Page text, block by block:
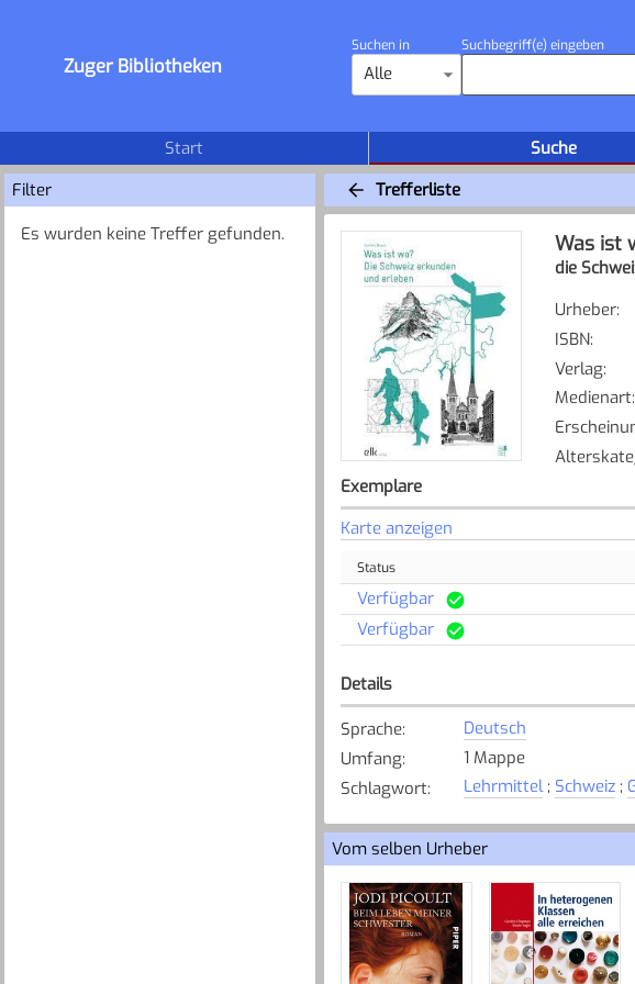
Zuger Bibliotheken
Suchen in
Alle
Suchbegriff(e) eingeben
Start Suche
Filter
Es wurden keine Treffer gefunden.
Trefferliste
Was ist
die
Urheber:
ISBN:
Verlag:
Medienart:
Exemplare
Karte anzeigen
Status
Verfügbar
Verfügbar
Details
Sprache:
Deutsch
Umfang:
1 Mappe
Schlagwort: Lehrmittel; Schweiz;
Vom selben Urheber